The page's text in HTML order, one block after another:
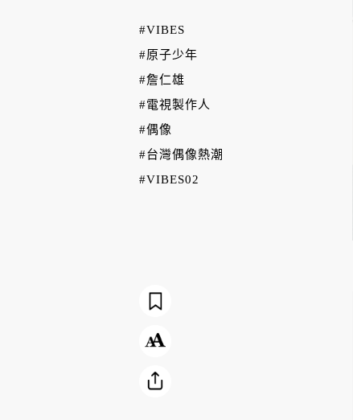
#VIBES
#原子少年
#詹仁雄
#電視製作人
#偶像
#台灣偶像熱潮
#VIBES02